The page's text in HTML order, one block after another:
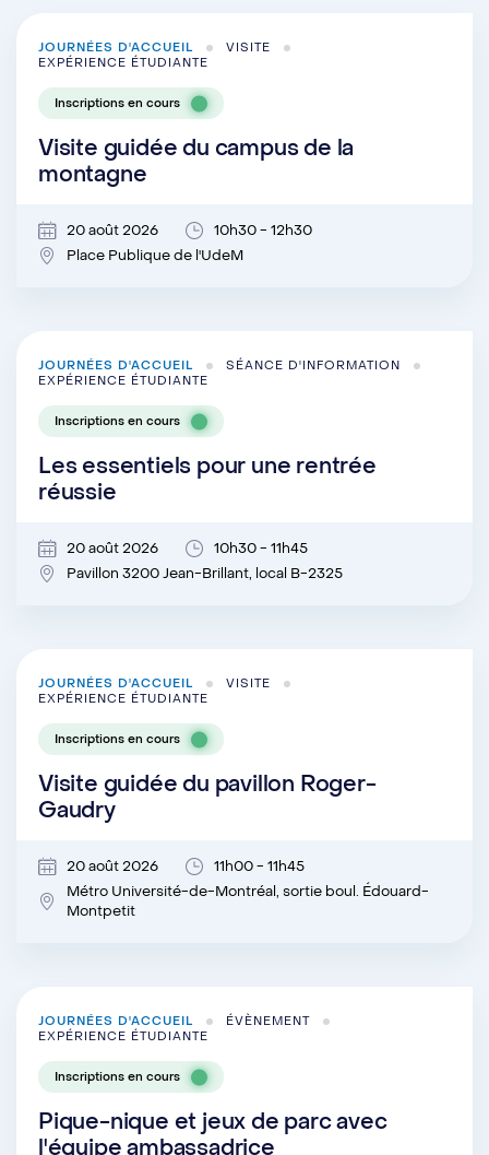
JOURNÉES D'ACCUEIL
VISITE
EXPÉRIENCE ÉTUDIANTE
Inscriptions en cours
Visite guidée du campus de la
montagne
20 août 2026
10h30 - 12h30
Place Publique de l'UdeM
JOURNÉES D'ACCUEIL
SÉANCE D'INFORMATION
EXPÉRIENCE ÉTUDIANTE
Inscriptions en cours
Les essentiels pour une rentrée
réussie
20 août 2026
10h30 - 11h45
Pavillon 3200 Jean-Brillant, local B-2325
JOURNÉES D'ACCUEIL
VISITE
EXPÉRIENCE ÉTUDIANTE
Inscriptions en cours
Visite guidée du pavillon Roger-
Gaudry
20 août 2026
11h00 - 11h45
Métro Université-de-Montréal, sortie boul. Édouard-
Montpetit
JOURNÉES D'ACCUEIL
ÉVÈNEMENT
EXPÉRIENCE ÉTUDIANTE
Inscriptions en cours
Pique-nique et jeux de parc avec
l'équipe ambassadrice